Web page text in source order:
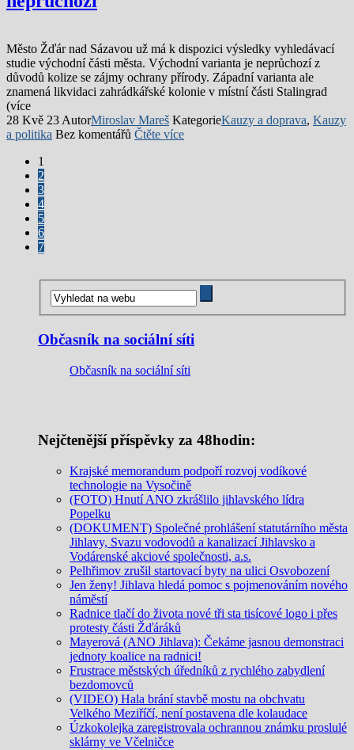
Město Žďár nad Sázavou už má k dispozici výsledky vyhledávací
studie východní části města. Východní varianta je neprůchozí z
důvodů kolize se zájmy ochrany přírody. Západní varianta ale
znamená likvidaci zahrádkářské kolonie v místní části Stalingrad
(více
28 Kvě 23 AutorMiroslav Mareš KategorieKauzy a doprava, Kauzy
a politika Bez komentářů Čtěte více
1
2
3
4
5
6
7
Občasník na sociální síti
Občasník na sociální síti
Nejčtenější příspěvky za 48hodin:
Krajské memorandum podpoří rozvoj vodíkové
technologie na Vysočině
(FOTO) Hnutí ANO zkrášlilo jihlavského lídra
Popelku
(DOKUMENT) Společné prohlášení statutárního města
Jihlavy, Svazu vodovodů a kanalizací Jihlavsko a
Vodárenské akciové společnosti, a.s.
Pelhřimov zrušil startovací byty na ulici Osvobození
Jen ženy! Jihlava hledá pomoc s pojmenováním nového
náměstí
Radnice tlačí do života nové tři sta tisícové logo i přes
protesty části Žďáráků
Mayerová (ANO Jihlava): Čekáme jasnou demonstraci
jednoty koalice na radnici!
Frustrace městských úředníků z rychlého zabydlení
bezdomovců
(VIDEO) Hala brání stavbě mostu na obchvatu
Velkého Meziříčí, není postavena dle kolaudace
Úzkokolejka zaregistrovala ochrannou známku proslulé
sklárny ve Včelničce